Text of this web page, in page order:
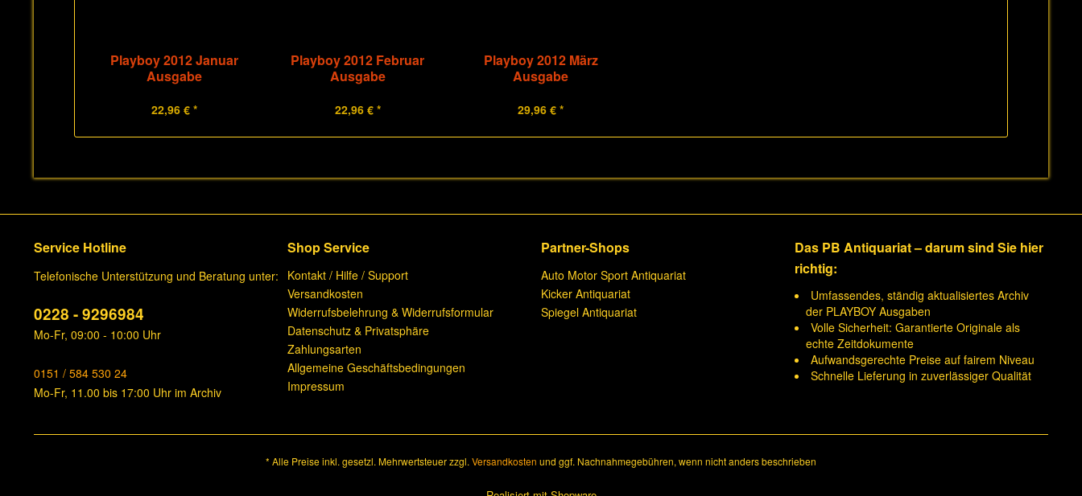
Playboy 2012 Januar
Ausgabe
22,96 € *
Playboy 2012 Februar
Ausgabe
22,96 € *
Playboy 2012 März
Ausgabe
29,96 € *
Service Hotline
Telefonische Unterstützung und Beratung unter:
0228 - 9296984
Mo-Fr, 09:00 - 10:00 Uhr
0151 / 584 530 24
Mo-Fr, 11.00 bis 17:00 Uhr im Archiv
Shop Service
Kontakt / Hilfe / Support
Versandkosten
Widerrufsbelehrung & Widerrufsformular
Datenschutz & Privatsphäre
Zahlungsarten
Allgemeine Geschäftsbedingungen
Impressum
Partner-Shops
Auto Motor Sport Antiquariat
Kicker Antiquariat
Spiegel Antiquariat
Das PB Antiquariat – darum sind Sie hier
richtig:
Umfassendes, ständig aktualisiertes Archiv
der PLAYBOY Ausgaben
Volle Sicherheit: Garantierte Originale als
echte Zeitdokumente
Aufwandsgerechte Preise auf fairem Niveau
Schnelle Lieferung in zuverlässiger Qualität
* Alle Preise inkl. gesetzl. Mehrwertsteuer zzgl. Versandkosten und ggf. Nachnahmegebühren, wenn nicht anders beschrieben